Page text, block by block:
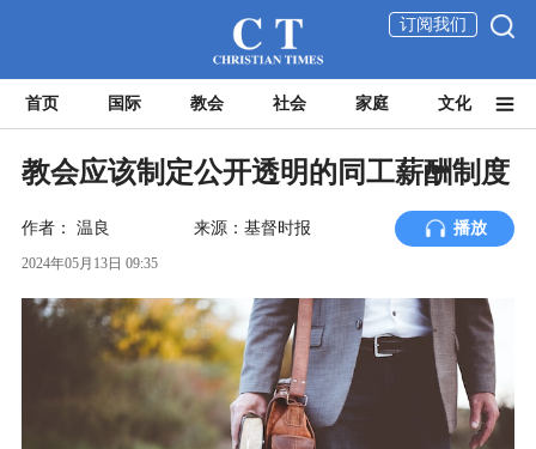
订阅我们
首页 国际 教会 社会 家庭 文化
教会应该制定公开透明的同工薪酬制度
作者： 温良 来源：基督时报 播放
2024年05月13日 09:35